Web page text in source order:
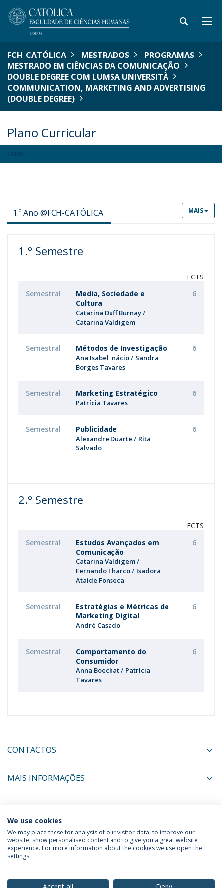
FCH-CATÓLICA MESTRADOS
PROGRAMAS
MESTRADO EM CIÊNCIAS DA COMUNICAÇÃO
DOUBLE DEGREE COM LUMSA UNIVERSITÀ
COMMUNICATION, MARKETING AND ADVERTISING
(DOUBLE DEGREE)
Plano Curricular
MAIS
1.º Ano @FCH-CATÓLICA
1.º Semestre
ECTS
Semestral
Media, Sociedade e
Cultura
Catarina Duff Burnay
Catarina Valdigem
6
Semestral Métodos de Investigação
Ana Isabel Inácio
Sandra
Borges Tavares
6
Semestral Marketing Estratégico
Patrícia Tavares
6
Semestral Publicidade
Alexandre Duarte
Rita
Salvado
6
2.º Semestre
ECTS
Semestral
Estudos Avançados em
Comunicação
Catarina Valdigem
Fernando Ilharco
Isadora
Ataíde Fonseca
6
Semestral
Estratégias e Métricas de
Marketing Digital
André Casado
6
Semestral
Comportamento do
Consumidor
Anna Boechat
Patrícia
Tavares
6
CONTACTOS
MAIS INFORMAÇÕES
COORDENADORES
Política de Privacidade
Termos & Condições
We use cookies
We may place these for analysis of our visitor data, to improve our
website, show personalised content and to give you a great website
experience. For more information about the cookies we use open the
settings.